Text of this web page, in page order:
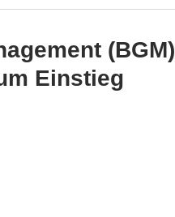
(BGM)
Einstieg